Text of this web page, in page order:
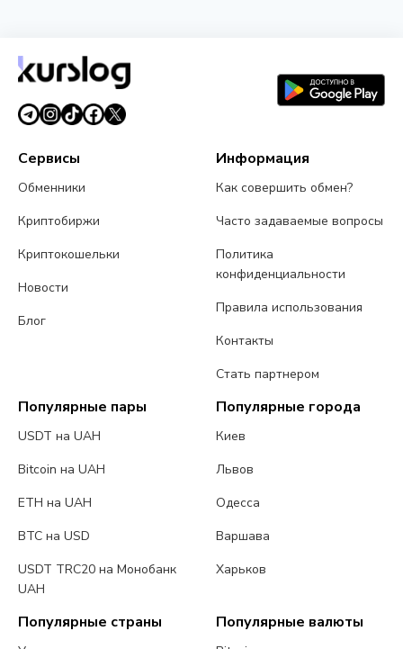
5 августа 2026 г.5 мин чтения
Сервисы
Обменники
Криптобиржи
Криптокошельки
Новости
Блог
Информация
Как совершить обмен?
Часто задаваемые вопросы
Политика
конфиденциальности
Правила использования
Контакты
Стать партнером
Популярные пары
USDT на UAH
Bitcoin на UAH
ETH на UAH
BTC на USD
USDT TRC20 на Монобанк
UAH
Популярные города
Киев
Львов
Одесса
Варшава
Харьков
Популярные страны Популярные валюты